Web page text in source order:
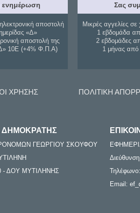
αποστολή
«Δ»
αποστολή της
10Ε (+4% Φ.Π.Α)
Σας
Μικρές αγγελίες σε
1 εβδομάδα
2 εβδομάδες
1 μήνας
ΧΡΗΣΗΣ ΠΟΛΙΤΙΚΗ
ΔΗΜΟΚΡΑΤΗΣ
ΓΕΩΡΓΙΟΥ ΣΚΟΥΦΟΥ
- ΔΟΥ ΜΥΤΙΛΗΝΗΣ
Email: